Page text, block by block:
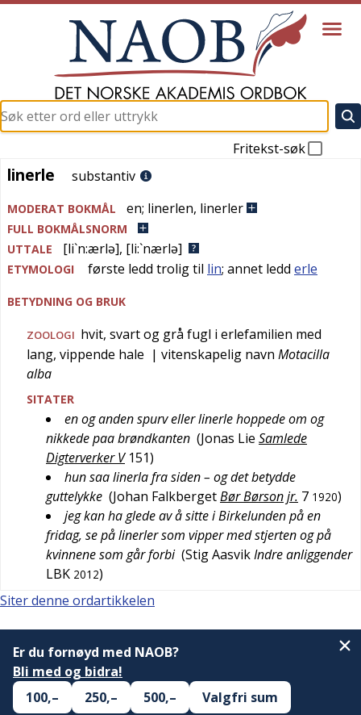
Fritekst-søk
linerle
linerle substantiv
MODERAT BOKMÅL en; linerlen, linerler
FULL BOKMÅLSNORM
UTTALE
[li`n:ærlə], [li:`nærlə]
ETYMOLOGI første ledd trolig til lin; annet ledd erle
BETYDNING OG BRUK
ZOOLOGI hvit, svart og grå fugl i erlefamilien med
lang, vippende hale | vitenskapelig navn Motacilla
alba
SITATER
en og anden spurv eller linerle hoppede om og
nikkede paa brøndkanten (Jonas Lie Samlede
Digterverker V 151)
hun saa linerla fra siden – og det betydde
guttelykke (Johan FalkbergetBør Børson jr. 7 1920)
jeg kan ha glede av å sitte i Birkelunden på en
fridag, se på linerler som vipper med stjerten og på
kvinnene som går forbi (Stig AasvikIndre anliggender
LBK 2012)
Siter denne ordartikkelen
Er du fornøyd med NAOB?
Bli med og bidra!
100,–
250,– 500,– Valgfri sum